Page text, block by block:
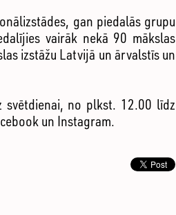
gan piedalās grupu
vairāk nekā 90 mākslas
izstāžu Latvijā un ārvalstīs un
svētdienai, no plkst. 12.00 līdz
un Instagram.